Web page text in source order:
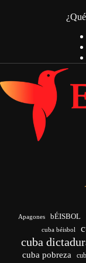
Apagones bÉISBOL
cuba béisbol
cuba
cuba pobreza